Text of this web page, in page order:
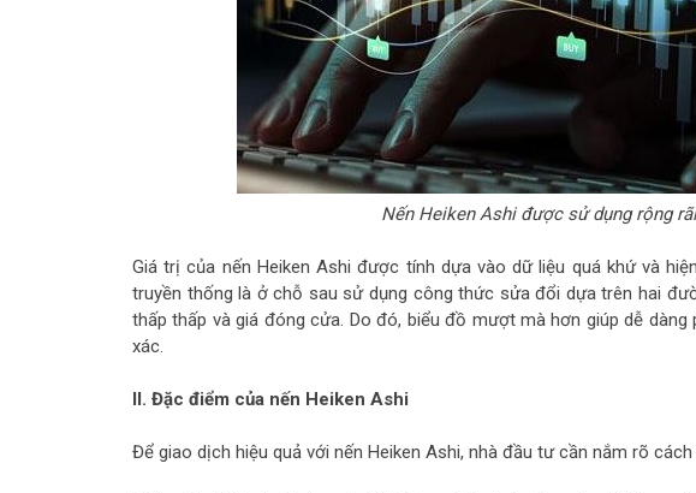
Nến Heiken Ashi được sử dụng rộng
Giá trị của nến Heiken Ashi được tính dựa vào dữ liệu quá khứ và
truyền thống là ở chỗ sau sử dụng công thức sửa đổi dựa trên hai
thấp thấp và giá đóng cửa. Do đó, biểu đồ mượt mà hơn giúp dễ
xác.
II. Đặc điểm của nến Heiken Ashi
Để giao dịch hiệu quả với nến Heiken Ashi, nhà đầu tư cần nắm rõ